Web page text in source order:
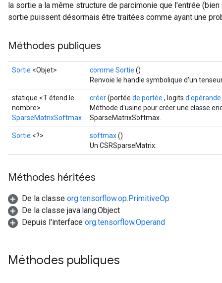
la sortie a la même structure de parcimonie que l'entrée
sortie puissent désormais être traitées comme ayant une
Méthodes publiques
Sortie <Objet> comme Sortie ()
Renvoie le handle symbolique d'un
statique <T étend le
nombre>
SparseMatrixSoftmax
créer(portée de portée , logits d'opérande
Méthode d'usine pour créer une classe
SparseMatrixSoftmax.
Sortie <?> softmax()
Un CSRSparseMatrix.
Méthodes héritées
De la classe org.tensorflow.op.PrimitiveOp
De la classe java.lang.Object
Depuis l'interface org.tensorflow.Operand
Méthodes publiques